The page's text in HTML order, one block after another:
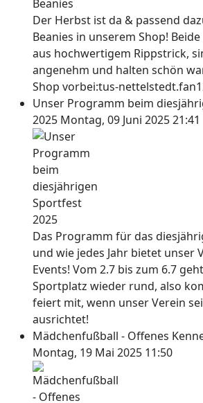
Der Herbst ist da & passend
Beanies in unserem Shop!
aus hochwertigem Rippstrick,
angenehm und halten schön
Shop vorbei:tus-
Unser Programm beim
2025 Montag, 09 Juni 2025 21:41
Das Programm für das
und wie jedes Jahr bietet unser
Events! Vom 2.7 bis zum 6.7
Sportplatz wieder rund, also
feiert mit, wenn unser Verein
ausrichtet!
Mädchenfußball - Offenes
Montag, 19 Mai 2025 11:50